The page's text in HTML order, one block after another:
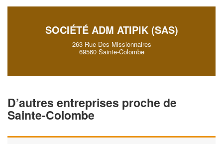
SOCIÉTÉ ADM ATIPIK (SAS)
263 Rue Des Missionnaires
69560 Sainte-Colombe
D’autres entreprises proche de
Sainte-Colombe